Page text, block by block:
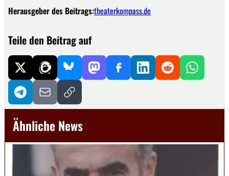
Herausgeber des Beitrags:theaterkompass.de
Teile den Beitrag auf
Ähnliche News